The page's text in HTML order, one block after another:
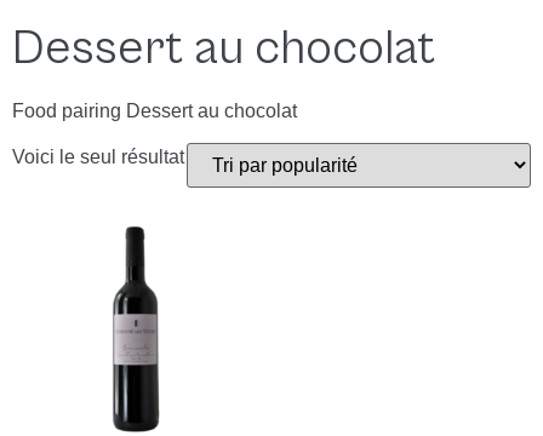
Dessert au chocolat
Food pairing Dessert au chocolat
Voici le seul résultat